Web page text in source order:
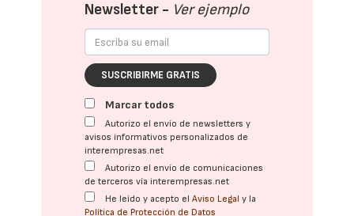
Newsletter - Ver ejemplo
SUSCRIBIRME GRATIS
Marcar todos
Autorizo el envío de newsletters y
avisos informativos personalizados de
interempresas.net
Autorizo el envío de comunicaciones
de terceros vía interempresas.net
He leído y acepto elAviso Legal y la
Política de Protección de Datos